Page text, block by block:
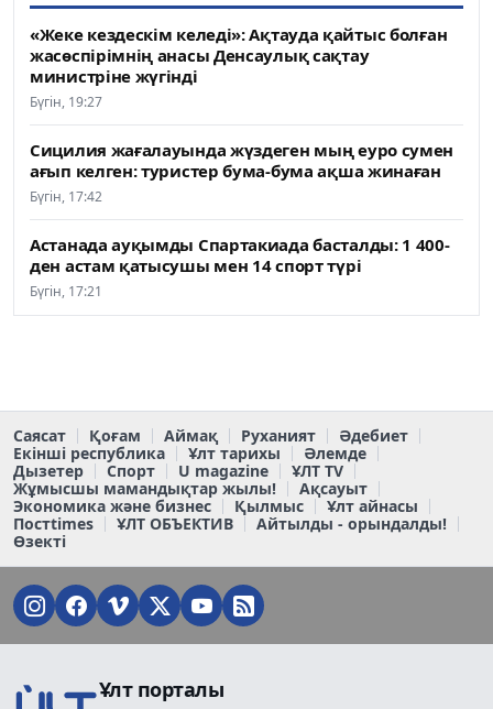
«Жеке кездескім келеді»: Ақтауда қайтыс болған
жасөспірімнің анасы Денсаулық сақтау
министріне жүгінді
Бүгін, 19:27
Сицилия жағалауында жүздеген мың еуро сумен
ағып келген: туристер бума-бума ақша жинаған
Бүгін, 17:42
Астанада ауқымды Спартакиада басталды: 1 400-
ден астам қатысушы мен 14 спорт түрі
Бүгін, 17:21
Саясат Қоғам Аймақ Руханият
Әдебиет
Екінші республика
Ұлт тарихы
Әлемде
Дызетер
Спорт U magazine
ҰЛТ TV
Жұмысшы мамандықтар жылы!
Ақсауыт
Экономика және бизнес
Қылмыс
Ұлт айнасы
Постtimes
ҰЛТ ОБЪЕКТИВ
Айтылды - орындалды!
Өзекті
Ұлт порталы